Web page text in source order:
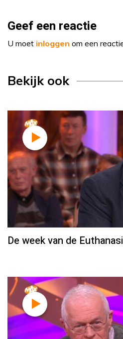
Geef een reactie
U moet inloggen om een
Bekijk ook
De week van de